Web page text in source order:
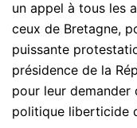
un appel à tous les
ceux de Bretagne,
puissante
présidence de la
pour leur demander
politique liberticide